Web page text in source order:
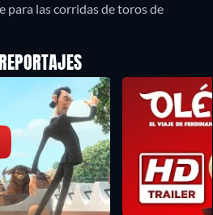
para las corridas de toros de